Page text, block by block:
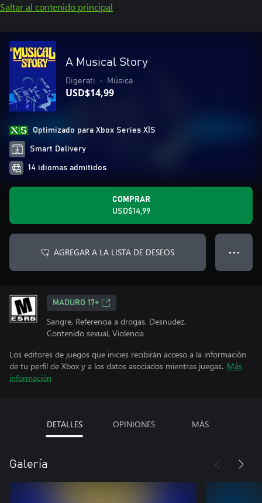
Saltar al contenido principal
A Musical Story
Digerati • Música
USD$14,99
Optimizado para Xbox Series X|S
Smart Delivery
14 idiomas admitidos
COMPRAR
USD$14,99
AGREGAR A LA LISTA DE DESEOS ● ● ●
MADURO 17+
Sangre, Referencia a drogas, Desnudez,
Contenido sexual, Violencia
Los editores de juegos que inicies recibirán acceso a la información
de tu perfil de Xbox y a los datos asociados mientras juegas. Más
información
DETALLES OPINIONES MÁS
Galería